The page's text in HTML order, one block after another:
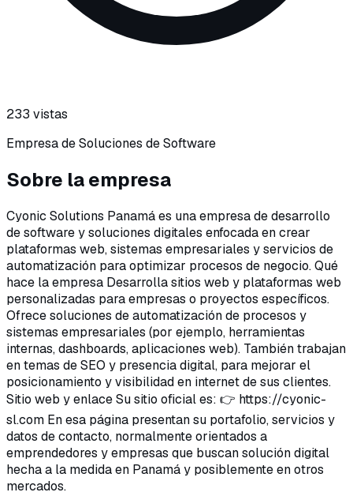
233 vistas
Empresa de Soluciones de Software
Sobre la empresa
Cyonic Solutions Panamá es una empresa de desarrollo
de software y soluciones digitales enfocada en crear
plataformas web, sistemas empresariales y servicios de
automatización para optimizar procesos de negocio. Qué
hace la empresa Desarrolla sitios web y plataformas web
personalizadas para empresas o proyectos específicos.
Ofrece soluciones de automatización de procesos y
sistemas empresariales (por ejemplo, herramientas
internas, dashboards, aplicaciones web). También trabajan
en temas de SEO y presencia digital, para mejorar el
posicionamiento y visibilidad en internet de sus clientes.
Sitio web y enlace Su sitio oficial es: 👉 https://cyonic-
sl.com En esa página presentan su portafolio, servicios y
datos de contacto, normalmente orientados a
emprendedores y empresas que buscan solución digital
hecha a la medida en Panamá y posiblemente en otros
mercados.